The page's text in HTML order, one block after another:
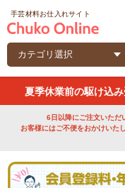
手芸材料お仕入れサイト
夏季休業前の駆け込
6日以降にご注文いただ
お客様にはご不便をおかけいた